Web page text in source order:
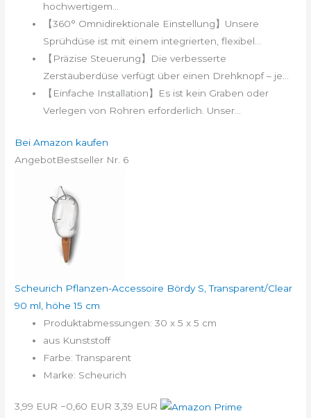
hochwertigem...
【360° Omnidirektionale Einstellung】Unsere
Sprühdüse ist mit einem integrierten, flexibel...
【Präzise Steuerung】Die verbesserte
Zerstäuberdüse verfügt über einen Drehknopf – je...
【Einfache Installation】Es ist kein Graben oder
Verlegen von Rohren erforderlich. Unser...
Bei Amazon kaufen
AngebotBestseller Nr. 6
Scheurich Pflanzen-Accessoire Bördy S, Transparent/Clear
90 ml, höhe 15 cm
Produktabmessungen: 30 x 5 x 5 cm
aus Kunststoff
Farbe: Transparent
Marke: Scheurich
3,99 EUR −0,60 EUR 3,39 EUR